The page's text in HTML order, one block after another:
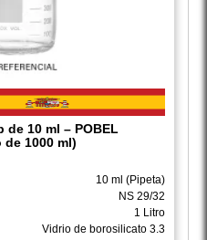
10 ml – POBEL
1000 ml)
10 ml (Pipeta)
NS 29/32
1 Litro
Vidrio de borosilicato 3.3